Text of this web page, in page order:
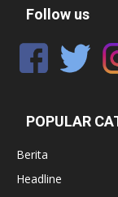
Follow us
POPULAR
Berita
Headline